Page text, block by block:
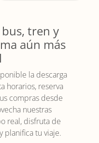
tren y
aún más
la descarga
horarios, reserva
compras desde
nuestras
real, disfruta de
planifica tu viaje.